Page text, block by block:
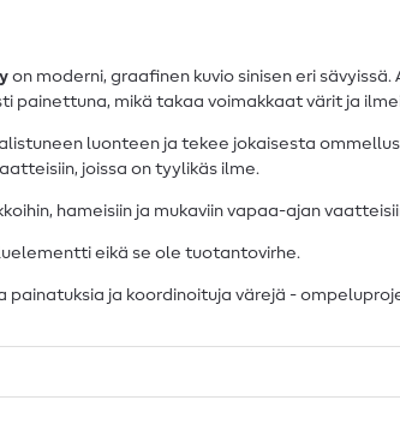
on moderni, graafinen kuvio sinisen eri
painettuna, mikä takaa voimakkaat värit ja
luonteen ja tekee jokaisesta
joissa on tyylikäs ilme.
hameisiin ja mukaviin vapaa-ajan
eikä se ole tuotantovirhe.
painatuksia ja koordinoituja värejä -